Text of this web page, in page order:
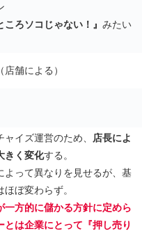
ころソコじゃない！』 みたい
舗による）
イズ運営のため、
店長によ
きく変化する。
よって異なりを見せるが、基
ぼ変わらず。
一方的に儲かる方針に定めら
とは企業にとって『押し売り